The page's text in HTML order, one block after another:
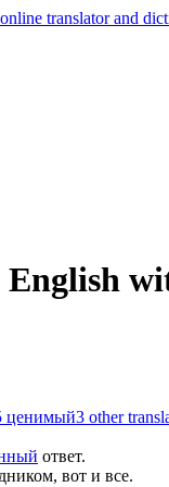
translator and
English
ценимый3 other
ответ.
вот и все.